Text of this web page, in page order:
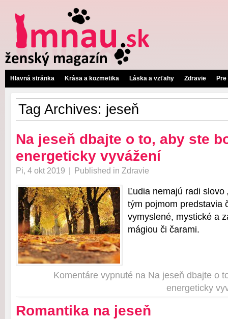
Hlavná stránka Krása a kozmetika Láska a vzťahy Zdravie
Tag Archives: jeseň
Na jeseň dbajte o to, aby ste
energeticky vyvážení
Pi, 4 okt 2019 | Published in Zdravie
Ľudia nemajú radi slovo
tým pojmom predstavia
vymyslené, mystické a
mágiou či čarami.
Komentáre vypnuté na Na jeseň dbajte o
energeticky
Romantika na jeseň